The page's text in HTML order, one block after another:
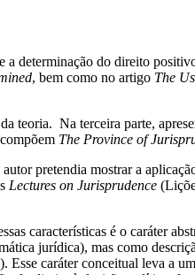
determinação do direito
, bem como no artigo The
teoria. Na terceira parte,
The Province of
pretendia mostrar a
Lectures on Jurisprudence
características é o caráter
jurídica), mas como
caráter conceitual leva a